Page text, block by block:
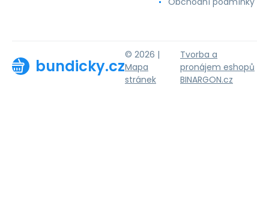
bundicky.cz
© 2026 |
Mapa
stránek
Tvorba a
pronájem eshopů
BINARGON.cz